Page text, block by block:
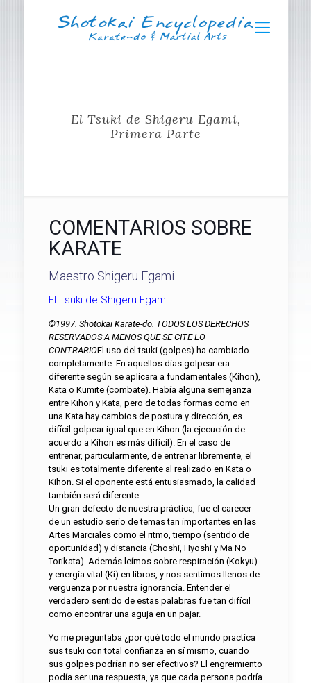
El Tsuki de Shigeru Egami,
Primera Parte
COMENTARIOS SOBRE
KARATE
Maestro Shigeru Egami
El Tsuki de Shigeru Egami
©1997. Shotokai Karate-do. TODOS LOS DERECHOS
RESERVADOS A MENOS QUE SE CITE LO
CONTRARIOEl uso del tsuki (golpes) ha cambiado
completamente. En aquellos días golpear era
diferente según se aplicara a fundamentales (Kihon),
Kata o Kumite (combate). Había alguna semejanza
entre Kihon y Kata, pero de todas formas como en
una Kata hay cambios de postura y dirección, es
difícil golpear igual que en Kihon (la ejecución de
acuerdo a Kihon es más difícil). En el caso de
entrenar, particularmente, de entrenar libremente, el
tsuki es totalmente diferente al realizado en Kata o
Kihon. Si el oponente está entusiasmado, la calidad
también será diferente.
Un gran defecto de nuestra práctica, fue el carecer
de un estudio serio de temas tan importantes en las
Artes Marciales como el ritmo, tiempo (sentido de
oportunidad) y distancia (Choshi, Hyoshi y Ma No
Torikata). Además leímos sobre respiración (Kokyu)
y energía vital (Ki) en libros, y nos sentimos llenos de
verguenza por nuestra ignorancia. Entender el
verdadero sentido de estas palabras fue tan difícil
como encontrar una aguja en un pajar.
Yo me preguntaba ¿por qué todo el mundo practica
sus tsuki con total confianza en sí mismo, cuando
sus golpes podrían no ser efectivos? El engreimiento
podía ser una respuesta, ya que cada persona podría